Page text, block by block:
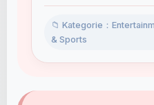
📁 Kategorie：
& Sports